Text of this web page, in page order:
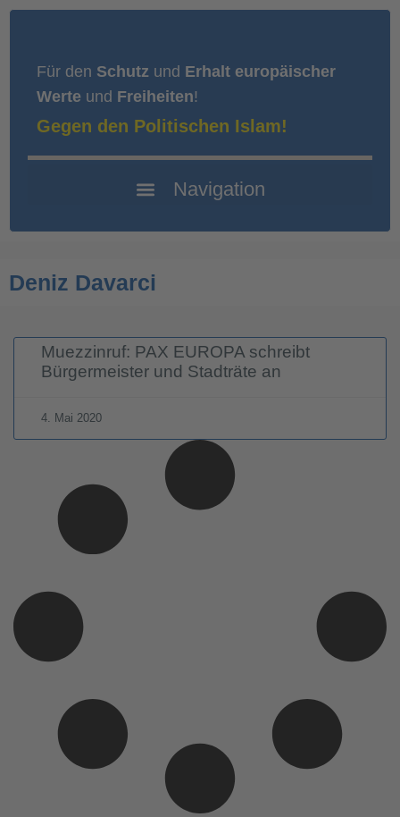
Für den Schutz und Erhalt europäischer
Werte und Freiheiten!
Gegen den Politischen Islam!
Deniz Davarci
Muezzinruf: PAX EUROPA schreibt
Bürgermeister und Stadträte an
4. Mai 2020